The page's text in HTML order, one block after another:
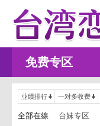
免费专区
业绩排行 一对多收费
全部在線 台妹专区